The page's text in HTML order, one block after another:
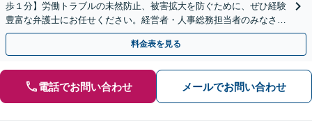
歩１分】労働トラブルの未然防止、被害拡大を防ぐために、ぜひ経験
豊富な弁護士にお任せください。経営者・人事総務担当者のみなさま
をサポートいたします。
料金表を見る
電話でお問い合わせ メールでお問い合わせ